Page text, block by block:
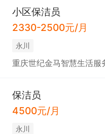
小区保洁员
2330-2500元/月
永川
重庆世纪金马智慧生活服
保洁员
4500元/月
永川